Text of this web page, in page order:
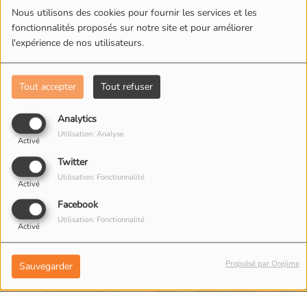
Nous utilisons des cookies pour fournir les services et les
fonctionnalités proposés sur notre site et pour améliorer
l'expérience de nos utilisateurs.
Tout accepter Tout refuser
Analytics
Activé
Utilisation: Analyse
Twitter
Activé
Utilisation: Fonctionnalité
Facebook
Activé
Utilisation: Fonctionnalité
Sauvegarder Propulsé par Orejime